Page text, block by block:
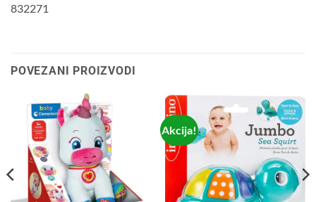
832271
POVEZANI PROIZVODI
Akcija!